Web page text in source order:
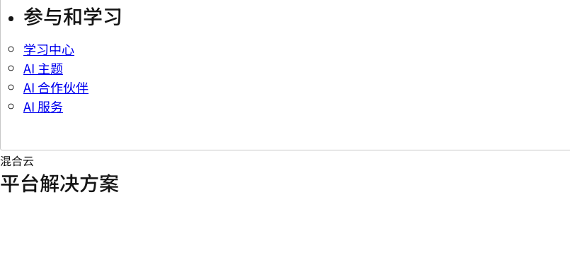
参与和学习
学习中心
AI 主题
AI 合作伙伴
AI 服务
混合云
平台解决方案